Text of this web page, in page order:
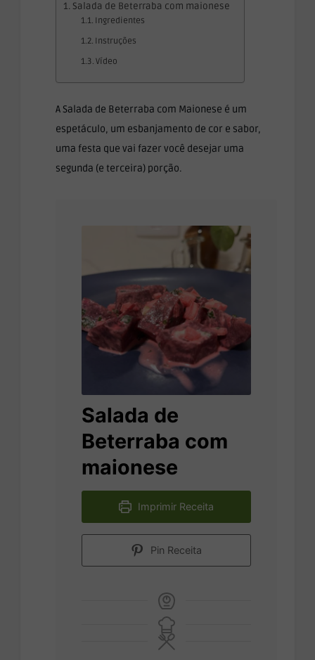
Salada de Beterraba com maionese
Ingredientes
Instruções
Vídeo
A Salada de Beterraba com Maionese é um
espetáculo, um esbanjamento de cor e sabor,
uma festa que vai fazer você desejar uma
segunda (e terceira) porção.
Salada de
Beterraba com
maionese
Imprimir Receita
Pin Receita